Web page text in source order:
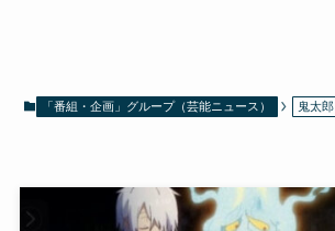
「番組・企画」グループ（芸能ニュース） 鬼太郎